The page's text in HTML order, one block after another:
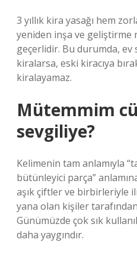
3 yıllık kira yasağı hem
yeniden inşa ve geliştirme
geçerlidir. Bu durumda, ev
kiralarsa, eski kiracıya
kiralayamaz.
Mütemmim
sevgiliye?
Kelimenin tam anlamıyla
bütünleyici parça”
aşık çiftler ve birbirleriyle
yana olan kişiler
Günümüzde çok sık
daha yaygındır.